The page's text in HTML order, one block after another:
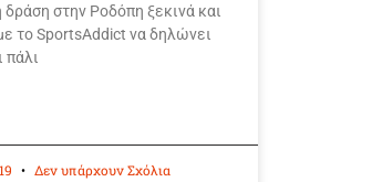
στην Ροδόπη ξεκινά και
το SportsAddict να δηλώνει
Δεν υπάρχουν Σχόλια